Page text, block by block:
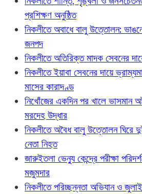
প্রশিক্ষণ অনুষ্ঠিত
নিকলীতে অবাধে বালু উত্তোলন:
জনপদ
নিকলীতে অতিরিক্ত মাদক সেবনের
নিকলীতে ইয়াবা সেবনের দায়ে
মাসের কারাদণ্ড
নিখোঁজের একদিন পর খালে ভাসমান
মরদেহ উদ্ধার
নিকলীতে অবৈধ বালু উত্তোলন ঘিরে
নেতা নিহত
জারুইতলা ভেন্যু কেন্দ্রে পরীক্ষা
মজুমদার
নিকলীতে পরিচ্ছন্নতা অভিযান ও